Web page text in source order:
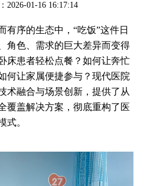
2026-01-16 16:17:14
有序的生态中，“吃饭”这件日
角色、需求的巨大差异而变得
床患者轻松点餐？如何让奔忙
何让家属便捷参与？现代医院
术融合与场景创新，提供了从
覆盖解决方案，彻底重构了医
式。